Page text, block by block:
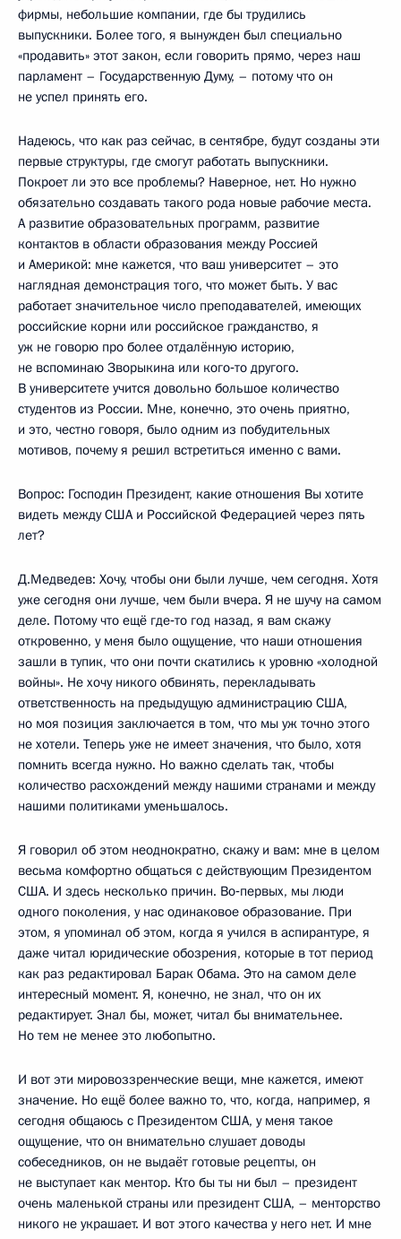
фирмы, небольшие компании, где бы трудились
выпускники. Более того, я вынужден был специально
«продавить» этот закон, если говорить прямо, через наш
парламент – Государственную Думу, – потому что он
не успел принять его.
Надеюсь, что как раз сейчас, в сентябре, будут созданы эти
первые структуры, где смогут работать выпускники.
Покроет ли это все проблемы? Наверное, нет. Но нужно
обязательно создавать такого рода новые рабочие места.
А развитие образовательных программ, развитие
контактов в области образования между Россией
и Америкой: мне кажется, что ваш университет – это
наглядная демонстрация того, что может быть. У вас
работает значительное число преподавателей, имеющих
российские корни или российское гражданство, я
уж не говорю про более отдалённую историю,
не вспоминаю Зворыкина или кого‑то другого.
В университете учится довольно большое количество
студентов из России. Мне, конечно, это очень приятно,
и это, честно говоря, было одним из побудительных
мотивов, почему я решил встретиться именно с вами.
Вопрос: Господин Президент, какие отношения Вы хотите
видеть между США и Российской Федерацией через пять
лет?
Д.Медведев: Хочу, чтобы они были лучше, чем сегодня. Хотя
уже сегодня они лучше, чем были вчера. Я не шучу на самом
деле. Потому что ещё где‑то год назад, я вам скажу
откровенно, у меня было ощущение, что наши отношения
зашли в тупик, что они почти скатились к уровню «холодной
войны». Не хочу никого обвинять, перекладывать
ответственность на предыдущую администрацию США,
но моя позиция заключается в том, что мы уж точно этого
не хотели. Теперь уже не имеет значения, что было, хотя
помнить всегда нужно. Но важно сделать так, чтобы
количество расхождений между нашими странами и между
нашими политиками уменьшалось.
Я говорил об этом неоднократно, скажу и вам: мне в целом
весьма комфортно общаться с действующим Президентом
США. И здесь несколько причин. Во‑первых, мы люди
одного поколения, у нас одинаковое образование. При
этом, я упоминал об этом, когда я учился в аспирантуре, я
даже читал юридические обозрения, которые в тот период
как раз редактировал Барак Обама. Это на самом деле
интересный момент. Я, конечно, не знал, что он их
редактирует. Знал бы, может, читал бы внимательнее.
Но тем не менее это любопытно.
И вот эти мировоззренческие вещи, мне кажется, имеют
значение. Но ещё более важно то, что, когда, например, я
сегодня общаюсь с Президентом США, у меня такое
ощущение, что он внимательно слушает доводы
собеседников, он не выдаёт готовые рецепты, он
не выступает как ментор. Кто бы ты ни был – президент
очень маленькой страны или президент США, – менторство
никого не украшает. И вот этого качества у него нет. И мне